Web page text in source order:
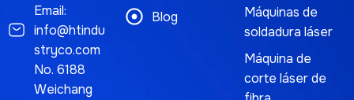
Email:
info@htindu
stryco.com
No. 6188
Weichang
Blog
Máquinas de
soldadura láser
Máquina de
corte láser de